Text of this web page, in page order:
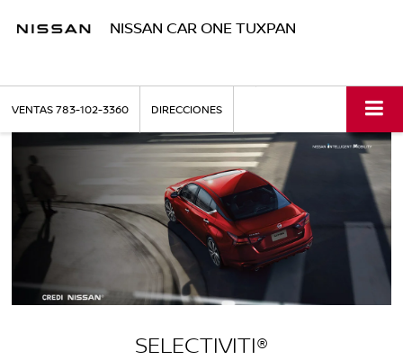
NISSAN CAR ONE TUXPAN
VENTAS783-102-3360 DIRECCIONES
SELECTIVITI®